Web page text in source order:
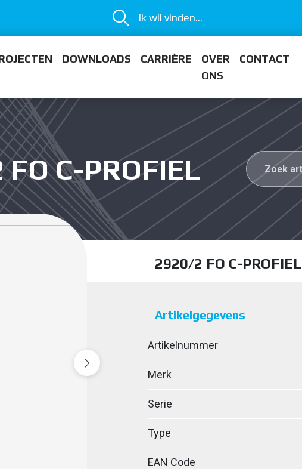
Ik wil vinden...
DOWNLOADS CARRIÈRE
OVER
ONS
CONTACT
C-PROFIEL
2920/2 FO C-PROFIEL
Artikelgegevens
Artikelnummer
Merk
Serie
Type
EAN Code